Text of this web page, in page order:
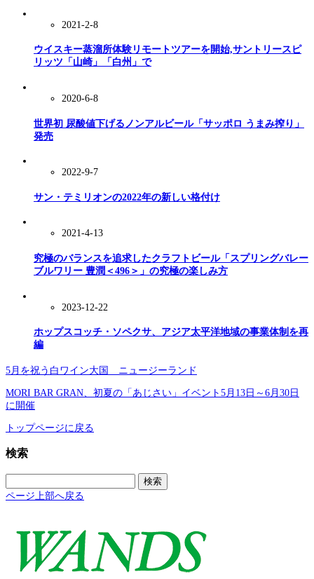
2021-2-8
ウイスキー蒸溜所体験リモートツアーを開始,サントリースピ
リッツ「山崎」「白州」で
2020-6-8
世界初 尿酸値下げるノンアルビール「サッポロ うまみ搾り」
発売
2022-9-7
サン・テミリオンの2022年の新しい格付け
2021-4-13
究極のバランスを追求したクラフトビール「スプリングバレー
ブルワリー 豊潤＜496＞」の究極の楽しみ方
2023-12-22
ホップスコッチ・ソペクサ、アジア太平洋地域の事業体制を再
編
5月を祝う白ワイン大国 ニュージーランド
MORI BAR GRAN、初夏の「あじさい」イベント5月13日～6月30日
に開催
トップページに戻る
検索
検
索:
ページ上部へ戻る